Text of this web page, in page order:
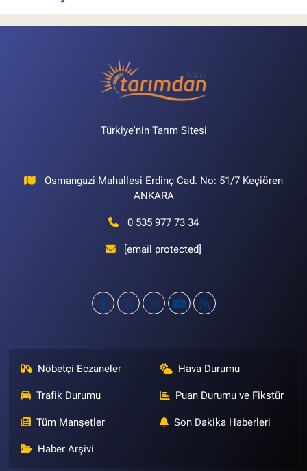
Türkiye'nin Tarım Sitesi
Osmangazi Mahallesi Erdinç Cad. No: 51/7 Keçiören
ANKARA
0 535 977 73 34
[email protected]
Nöbetçi Eczaneler Hava Durumu
Trafik Durumu Puan Durumu ve Fikstür
Tüm Manşetler Son Dakika Haberleri
Haber Arşivi